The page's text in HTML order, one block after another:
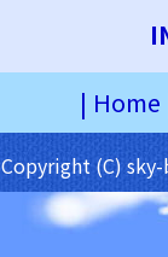
| Home
Copyright (C)